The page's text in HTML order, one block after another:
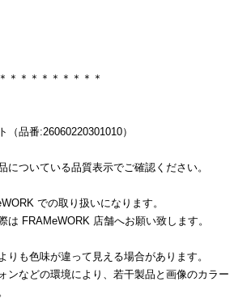
＊＊＊＊＊＊＊＊＊
品番:26060220301010）
ついている品質表示でご確認ください。
での取り扱いになります。
は FRAMeWORK 店舗へお願い致します。
も色味が違って見える場合があります。
ンなどの環境により、若干製品と画像のカラー